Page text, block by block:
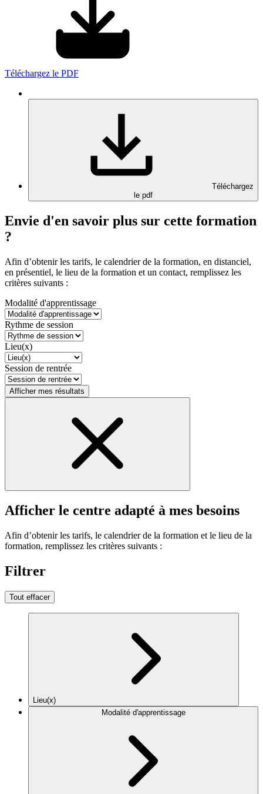
Téléchargez le PDF
Téléchargez
le pdf
Envie d'en savoir plus sur cette formation
?
Afin d’obtenir les tarifs, le calendrier de la formation, en distanciel,
en présentiel, le lieu de la formation et un contact, remplissez les
critères suivants :
Modalité d'apprentissage
Rythme de session
Lieu(x)
Session de rentrée
Afficher mes résultats
Afficher le centre adapté à mes besoins
Afin d’obtenir les tarifs, le calendrier de la formation et le lieu de la
formation, remplissez les critères suivants :
Filtrer
Tout effacer
Lieu(x)
Modalité d'apprentissage